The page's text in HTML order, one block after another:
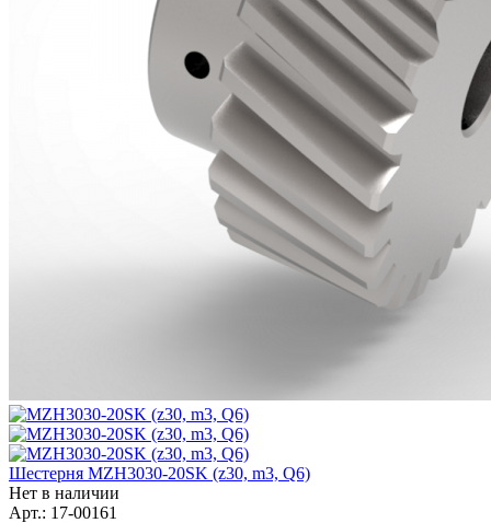
Шестерня MZH3030-20SK (z30, m3, Q6)
Нет в наличии
Арт.: 17-00161